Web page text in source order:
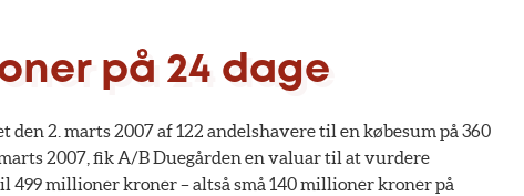
på 24 dage
2. marts 2007 af 122 andelshavere til en købesum på 360
2007, fik A/B Duegården en valuar til at vurdere
millioner kroner – altså små 140 millioner kroner på